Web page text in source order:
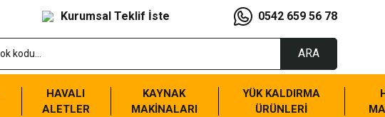
Kurumsal Teklif İste 0542 659 56 78
ARA
HAVALI
ALETLER
KAYNAK
MAKİNALARI
YÜK KALDIRMA
ÜRÜNLERİ